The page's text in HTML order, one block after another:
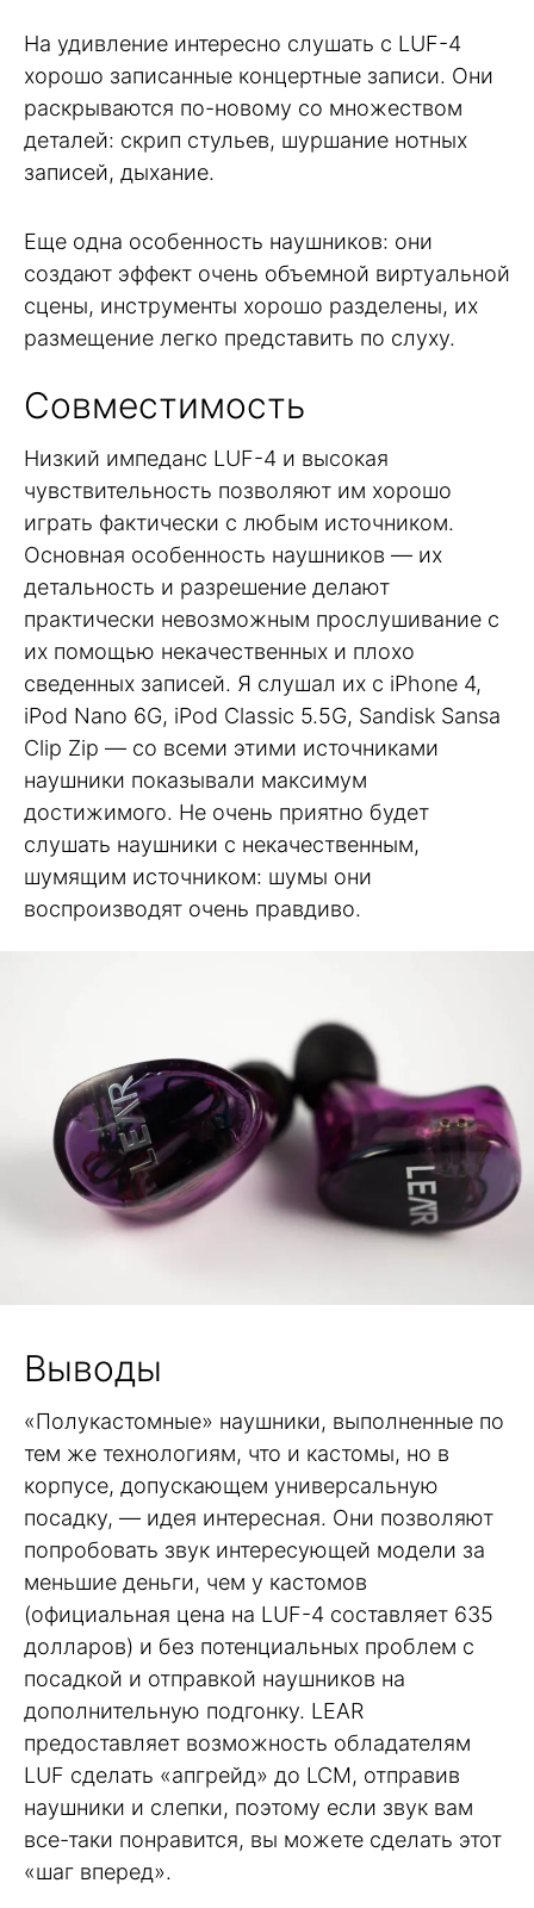
На удивление интересно слушать с LUF-4
хорошо записанные концертные записи. Они
раскрываются по-новому со множеством
деталей: скрип стульев, шуршание нотных
записей, дыхание.
Еще одна особенность наушников: они
создают эффект очень объемной виртуальной
сцены, инструменты хорошо разделены, их
размещение легко представить по слуху.
Совместимость
Низкий импеданс LUF-4 и высокая
чувствительность позволяют им хорошо
играть фактически с любым источником.
Основная особенность наушников — их
детальность и разрешение делают
практически невозможным прослушивание с
их помощью некачественных и плохо
сведенных записей. Я слушал их с iPhone 4,
iPod Nano 6G, iPod Classic 5.5G, Sandisk Sansa
Clip Zip — со всеми этими источниками
наушники показывали максимум
достижимого. Не очень приятно будет
слушать наушники с некачественным,
шумящим источником: шумы они
воспроизводят очень правдиво.
Выводы
«Полукастомные» наушники, выполненные по
тем же технологиям, что и кастомы, но в
корпусе, допускающем универсальную
посадку, — идея интересная. Они позволяют
попробовать звук интересующей модели за
меньшие деньги, чем у кастомов
(официальная цена на LUF-4 составляет 635
долларов) и без потенциальных проблем с
посадкой и отправкой наушников на
дополнительную подгонку. LEAR
предоставляет возможность обладателям
LUF сделать «апгрейд» до LCM, отправив
наушники и слепки, поэтому если звук вам
все-таки понравится, вы можете сделать этот
«шаг вперед».